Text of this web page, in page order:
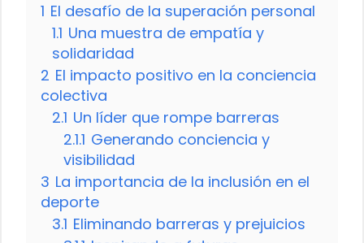
1 El desafío de la superación personal
1.1 Una muestra de empatía y
solidaridad
2 El impacto positivo en la conciencia
colectiva
2.1 Un líder que rompe barreras
2.1.1 Generando conciencia y
visibilidad
3 La importancia de la inclusión en el
deporte
3.1 Eliminando barreras y prejuicios